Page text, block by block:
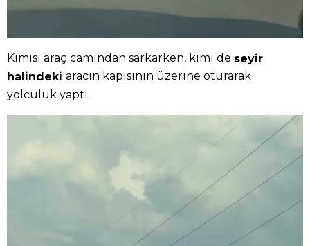
Kimisi araç camından sarkarken, kimi de seyir
halindeki aracın kapısının üzerine oturarak
yolculuk yaptı.